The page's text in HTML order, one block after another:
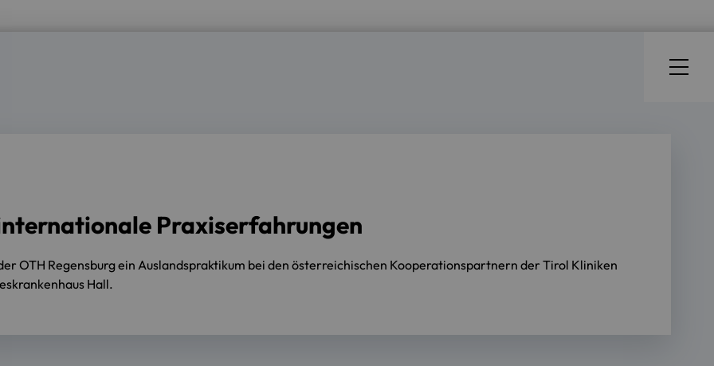
Praxiserfahrungen
OTH Regensburg ein Auslandspraktikum bei den österreichischen Kooperationspartnern der Tirol Kliniken
Hall.